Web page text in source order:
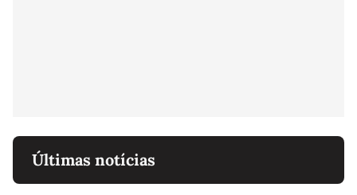
Últimas notícias